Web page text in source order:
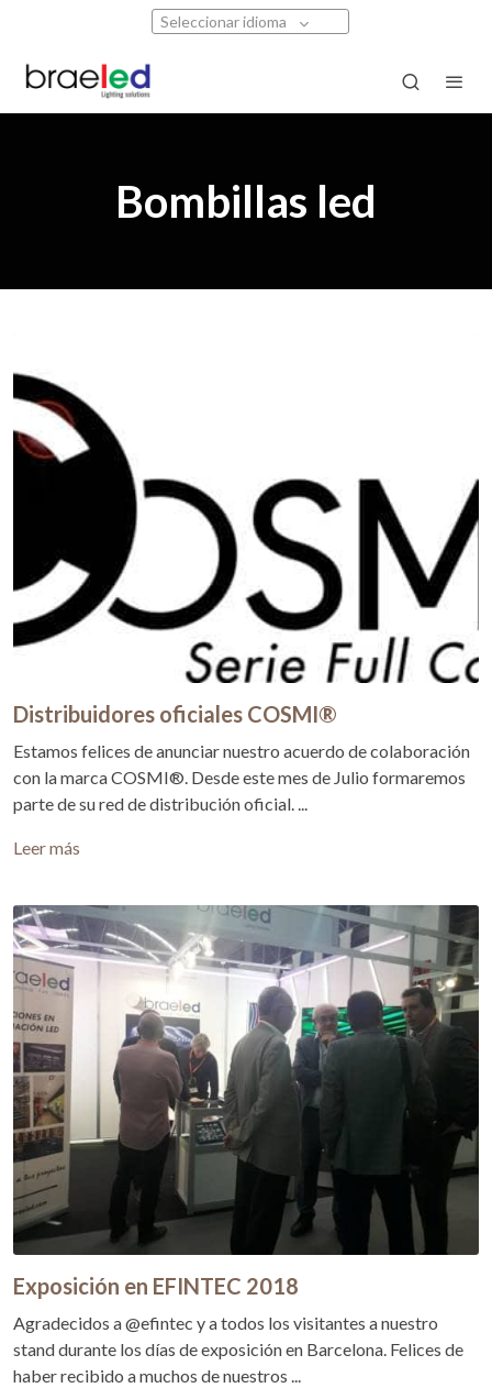
Seleccionar idioma
Bombillas led
Distribuidores oficiales COSMI®
Estamos felices de anunciar nuestro acuerdo de colaboración
con la marca COSMI®. Desde este mes de Julio formaremos
parte de su red de distribución oficial. ...
Leer más
Exposición en EFINTEC 2018
Agradecidos a @efintec y a todos los visitantes a nuestro
stand durante los días de exposición en Barcelona. Felices de
haber recibido a muchos de nuestros ...